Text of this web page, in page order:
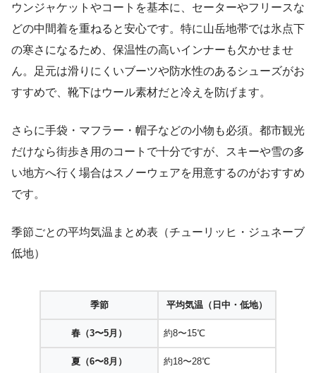
ウンジャケットやコートを基本に、セーターやフリースな
どの中間着を重ねると安心です。特に山岳地帯では氷点下
の寒さになるため、保温性の高いインナーも欠かせませ
ん。足元は滑りにくいブーツや防水性のあるシューズがお
すすめで、靴下はウール素材だと冷えを防げます。
さらに手袋・マフラー・帽子などの小物も必須。都市観光
だけなら街歩き用のコートで十分ですが、スキーや雪の多
い地方へ行く場合はスノーウェアを用意するのがおすすめ
です。
季節ごとの平均気温まとめ表（チューリッヒ・ジュネーブ
低地）
季節 平均気温（日中・低地）
春（3〜5月） 約8〜15℃
夏（6〜8月） 約18〜28℃